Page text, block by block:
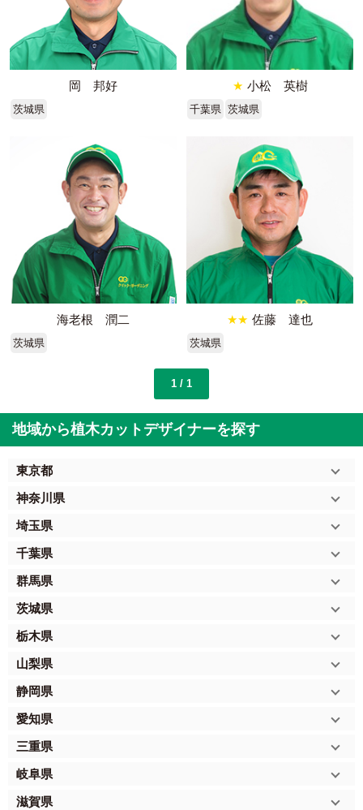
岡 邦好
茨城県
★ 小松 英樹
千葉県 茨城県
海老根 潤二
茨城県
★★ 佐藤 達也
茨城県
1 / 1
地域から植木カットデザイナーを探す
東京都
神奈川県
埼玉県
千葉県
群馬県
茨城県
栃木県
山梨県
静岡県
愛知県
三重県
岐阜県
滋賀県